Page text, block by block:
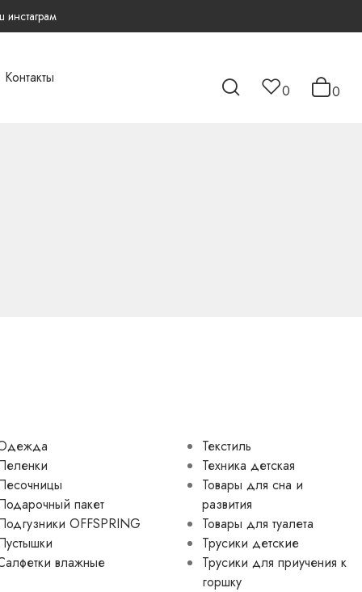
инстаграм
Контакты
0 0
пакет
OFFSPRING
влажные
Текстиль
Техника детская
Товары для сна и
развития
Товары для туалета
Трусики детские
Трусики для приучения к
горшку